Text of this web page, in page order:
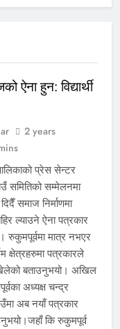
ऐना हुन: विद्यार्थी
2 years
प्रेस सेन्टर
समितिको सम्मेलनमा
समाज निर्माणमा
ल्याउने ऐना पत्रकार
रुकुमपूर्वमा मात्र नभएर
क्षेत्रहरुमा पत्रकारले
बताउनुभयो। अखिल
अध्यक्ष चन्द्र
अब नयाँ पत्रकार
कि रुकुमपूर्व